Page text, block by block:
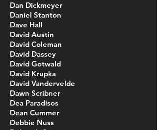
Dan Dickmeyer
Daniel Stanton
Dave Hall
David Austin
David Coleman
David Dassey
David Gotwald
David Krupka
David Vandervelde
Dawn Scribner
Dea Paradisos
Dean Cummer
Debbie Nuss